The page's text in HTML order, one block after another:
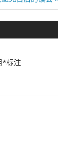
*标注